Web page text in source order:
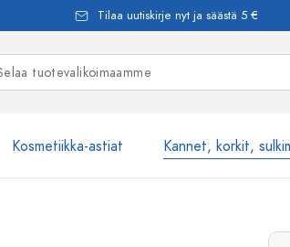
Tilaa uutiskirje nyt ja säästä 5 €
Kosmetiikka-astiat Kannet, korkit,